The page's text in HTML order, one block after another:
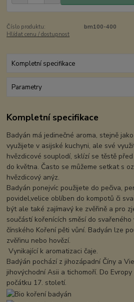
Číslo produktu:
bm100-400
Hlídat cenu / dostupnost
Kompletní specifikace
Parametry
Kompletní specifikace
Badyán má jedinečné aroma, stejně
využijete v asijské kuchyni, ale své
hvězdicové souplodí, sklízí se těstě
do května. Často se můžeme setkat s
hvězdicový anýz.
Badyán ponejvíc použijete do pečiva,
povidel,velice oblíben do kompotů či
být ale také zajímavý ke zvěřině a pro
součástí kořenících směsí do svařeného
čínského Koření pěti vůní. Badyán lze
zvěřinu nebo hovězí.
Vynikající k aromatizaci čaje.
Badýán pochází z jihozápadní Číny a
jihovýchodní Asii a tichomoří. Do
počátku 17. století.